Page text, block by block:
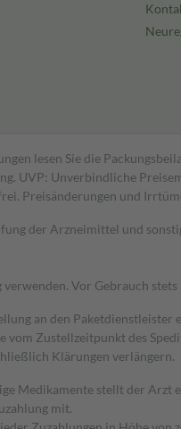
lesen Sie die
UVP: Unverbindliche
Preisänderungen und
der Arzneimittel und
Vor Gebrauch
an den
vom Zustellzeitpunkt des
Klärungen verlängern.
Medikamente stellt der Arzt
mit.